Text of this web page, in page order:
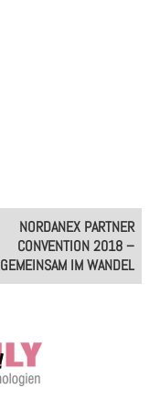
NORDANEX PARTNER
CONVENTION 2018 –
GEMEINSAM IM WANDEL